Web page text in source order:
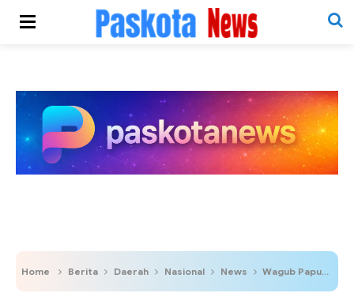
Home Berita Daerah Nasional News Wagub Papua Selatan Sebut Film “Pesta Babi” Jadi Refleksi Kondisi Sosial di Tanah Papua